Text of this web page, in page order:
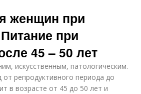
женщин при
при
45 – 50 лет
искусственным, патологическим.
репродуктивного периода до
в возрасте от 45 до 50 лет и